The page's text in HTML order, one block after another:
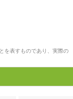
を表すものであり、実際の